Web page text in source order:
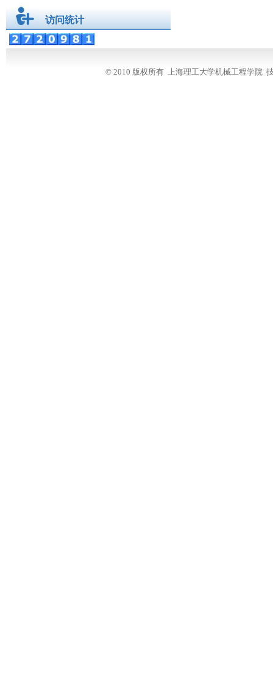
创新创业
国际交流
访问统计
© 2010 版权所有 上海理工大学机械工程学院